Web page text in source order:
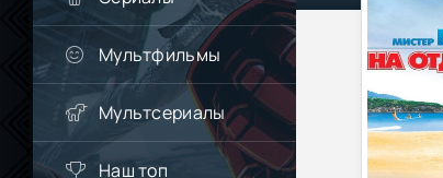
Мультфильмы
Мультсериалы
Наш топ